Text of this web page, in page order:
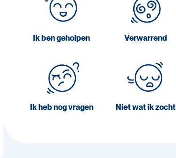
Ik ben geholpen Verwarrend
Ik heb nog vragen Niet wat ik zocht